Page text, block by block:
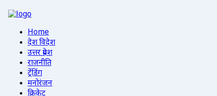
Home
देश विदेश
उत्तर प्रदेश
राजनीति
ट्रेंडिंग
मनोरंजन
क्रिकेट